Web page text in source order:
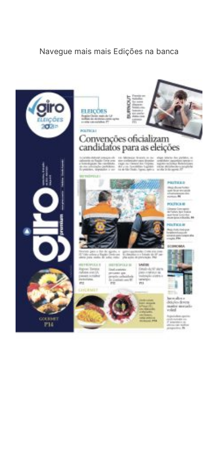
Navegue mais mais Edições na banca